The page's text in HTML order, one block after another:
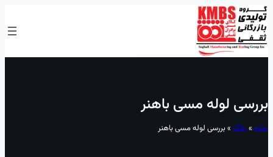
رفتن
به
محتوا
بررسی لوله مسی باهنر
خانه »بلاگ »بررسی لوله مسی باهنر